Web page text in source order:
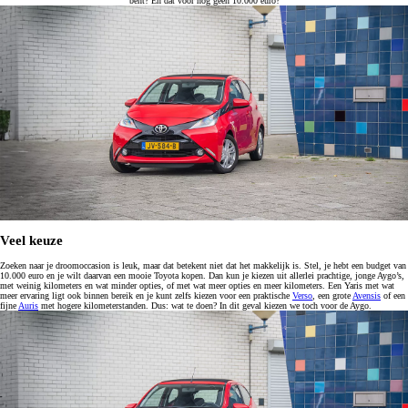
Veel keuze
Zoeken naar je droomoccasion is leuk, maar dat betekent niet dat het makkelijk is. Stel, je hebt een budget van
10.000 euro en je wilt daarvan een mooie Toyota kopen. Dan kun je kiezen uit allerlei prachtige, jonge Aygo’s,
met weinig kilometers en wat minder opties, of met wat meer opties en meer kilometers. Een Yaris met wat
meer ervaring ligt ook binnen bereik en je kunt zelfs kiezen voor een praktische Verso , een grote Avensis of een
fijne Auris met hogere kilometerstanden. Dus: wat te doen? In dit geval kiezen we toch voor de Aygo.